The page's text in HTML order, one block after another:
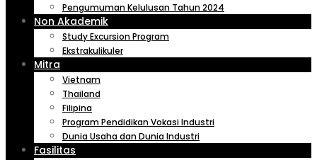
Pengumuman Kelulusan Tahun 2024
Non Akademik
Study Excursion Program
Ekstrakulikuler
Mitra
Vietnam
Thailand
Filipina
Program Pendidikan Vokasi Industri
Dunia Usaha dan Dunia Industri
Fasilitas